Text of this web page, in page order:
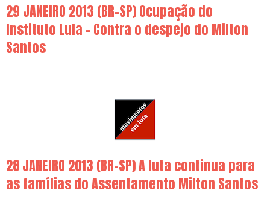
29 JANEIRO 2013 (BR-SP) Ocupação do
Instituto Lula – Contra o despejo do Milton
Santos
28 JANEIRO 2013 (BR-SP) A luta continua para
as famílias do Assentamento Milton Santos